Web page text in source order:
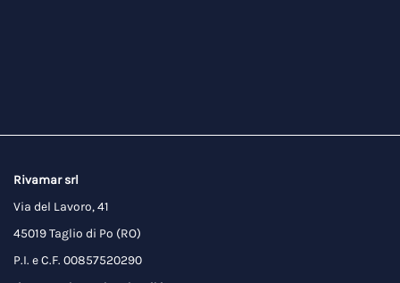
Rivamar srl
Via del Lavoro, 41
45019 Taglio di Po (RO)
P.I. e C.F. 00857520290